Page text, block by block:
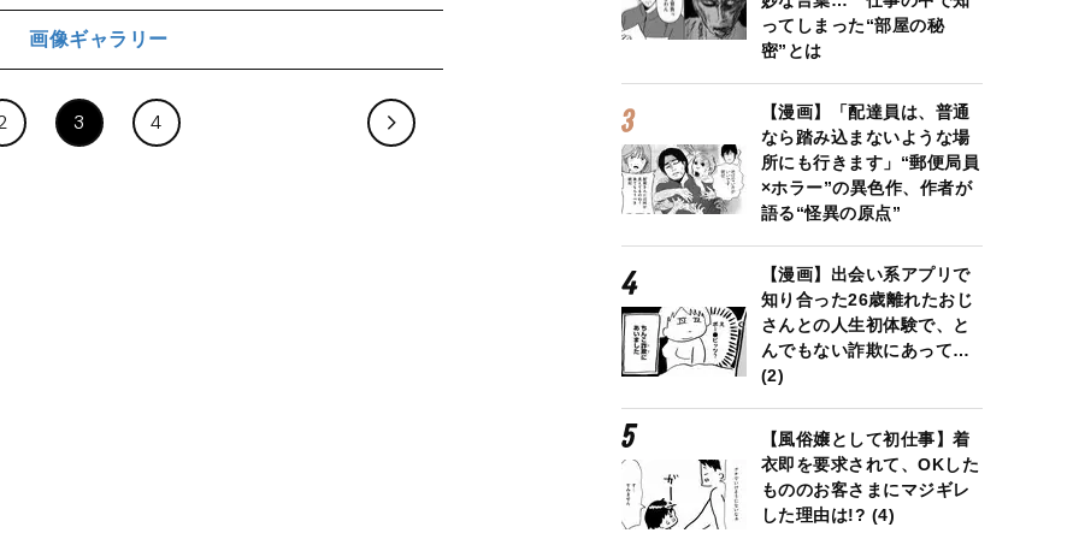
画像ギャラリー
3 4
ってしまった“部屋の秘
密”とは
【漫画】「配達員は、普通
なら踏み込まないような場
所にも行きます」“郵便局員
×ホラー”の異色作、作者が
語る“怪異の原点”
【漫画】出会い系アプリで
知り合った26歳離れたおじ
さんとの人生初体験で、と
んでもない詐欺にあって…
(2)
【風俗嬢として初仕事】着
衣即を要求されて、OKした
もののお客さまにマジギレ
した理由は!? (4)